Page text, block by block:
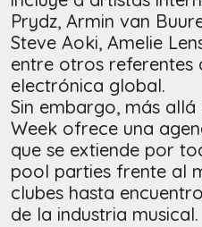
Prydz, Armin van
Steve Aoki, Amelie
entre otros referentes
electrónica global.
Sin embargo, más
Week ofrece una
que se extiende por
pool parties frente al
clubes hasta
de la industria musical.